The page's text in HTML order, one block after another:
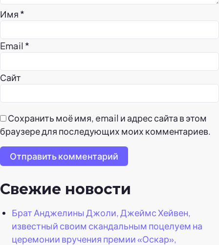
Имя *
Email *
Сайт
Сохранить моё имя, email и адрес сайта в этом
браузере для последующих моих комментариев.
Отправить комментарий
Свежие новости
Брат Анджелины Джоли, Джеймс Хейвен,
известный своим скандальным поцелуем на
церемонии вручения премии «Оскар»,